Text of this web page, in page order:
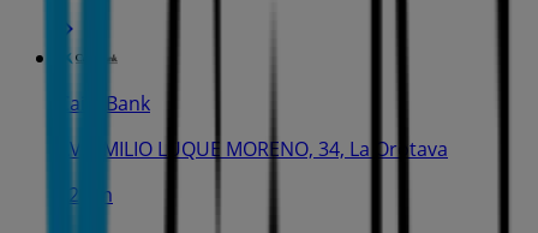
CaixaBank
AV. EMILIO LUQUE MORENO, 34, La Orotava
528 m